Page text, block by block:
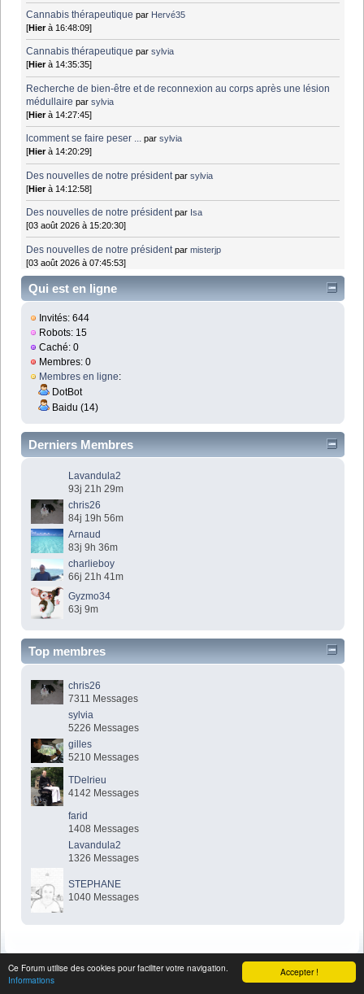
Accepter !
Ce Forum utilise des cookies pour faciliter votre navigation.
Informations
Cannabis thérapeutique par Hervé35
[Hierà 16:48:09]
Cannabis thérapeutique parsylvia
[Hierà 14:35:35]
Recherche de bien-être et de reconnexion au corps après une lésion
médullaire parsylvia
[Hierà 14:27:45]
lcomment se faire peser ... parsylvia
[Hierà 14:20:29]
Des nouvelles de notre président parsylvia
[Hierà 14:12:58]
Des nouvelles de notre président par Isa
[03 août 2026 à 15:20:30]
Des nouvelles de notre président parmisterjp
[03 août 2026 à 07:45:53]
Qui est en ligne
Invités: 644
Robots: 15
Caché: 0
Membres: 0
Membres en ligne:
DotBot
Baidu (14)
Derniers Membres
Lavandula2
93j 21h 29m
chris26
84j 19h 56m
Arnaud
83j 9h 36m
charlieboy
66j 21h 41m
Gyzmo34
63j 9m
Top membres
chris26
7311 Messages
sylvia
5226 Messages
gilles
5210 Messages
TDelrieu
4142 Messages
farid
1408 Messages
Lavandula2
1326 Messages
STEPHANE
1040 Messages
Simple Machines